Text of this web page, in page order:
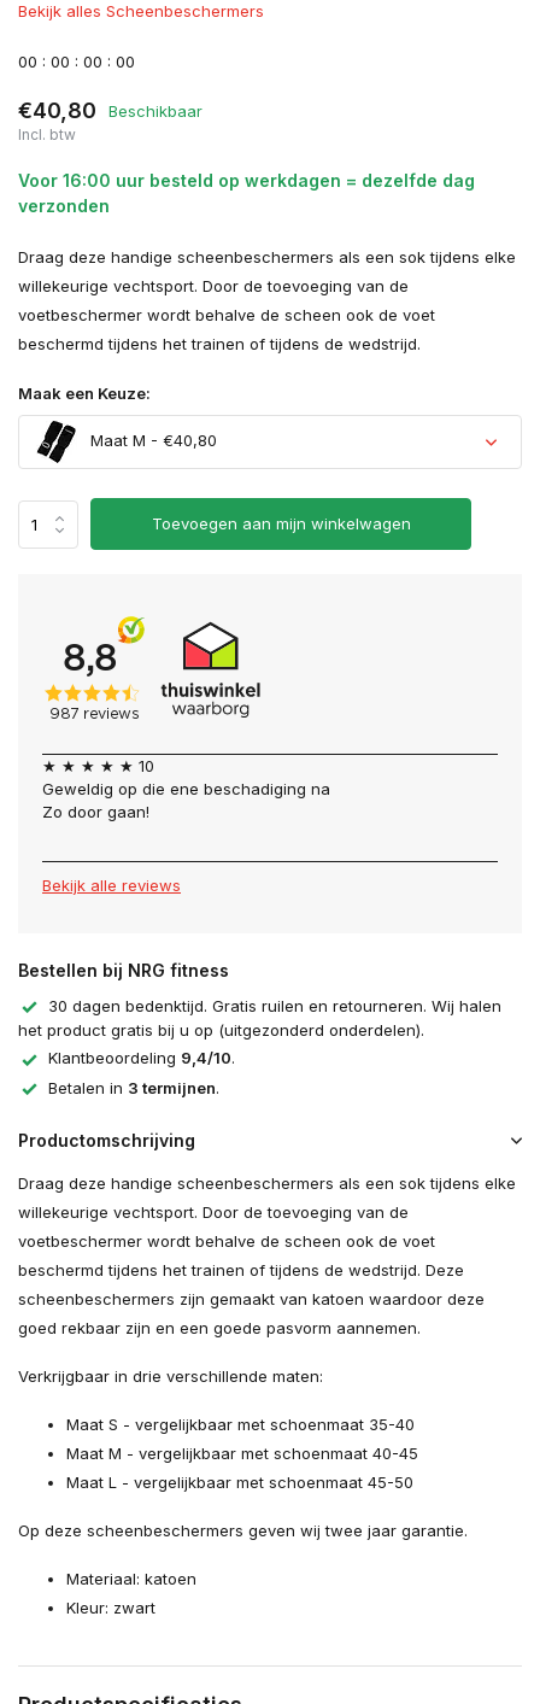
Bekijk alles Scheenbeschermers
00 : 00 : 00 : 00
€40,80 Beschikbaar
Incl. btw
Voor 16:00 uur besteld op werkdagen = dezelfde dag
verzonden
Draag deze handige scheenbeschermers als een sok tijdens elke
willekeurige vechtsport. Door de toevoeging van de
voetbeschermer wordt behalve de scheen ook de voet
beschermd tijdens het trainen of tijdens de wedstrijd.
Maak een Keuze:
Maat M - €40,80
Toevoegen aan mijn winkelwagen
★ ★ ★ ★ ★ 10
Geweldig op die ene beschadiging na
Zo door gaan!
Bekijk alle reviews
Bestellen bij NRG fitness
30 dagen bedenktijd. Gratis ruilen en retourneren. Wij halen
het product gratis bij u op (uitgezonderd onderdelen).
Klantbeoordeling 9,4/10.
Betalen in 3 termijnen.
Productomschrijving
Draag deze handige scheenbeschermers als een sok tijdens elke
willekeurige vechtsport. Door de toevoeging van de
voetbeschermer wordt behalve de scheen ook de voet
beschermd tijdens het trainen of tijdens de wedstrijd. Deze
scheenbeschermers zijn gemaakt van katoen waardoor deze
goed rekbaar zijn en een goede pasvorm aannemen.
Verkrijgbaar in drie verschillende maten:
Maat S - vergelijkbaar met schoenmaat 35-40
Maat M - vergelijkbaar met schoenmaat 40-45
Maat L - vergelijkbaar met schoenmaat 45-50
Op deze scheenbeschermers geven wij twee jaar garantie.
Materiaal: katoen
Kleur: zwart